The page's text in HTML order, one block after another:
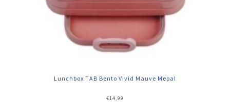
Lunchbox TAB Bento Vivid Mauve Mepal
€14,99